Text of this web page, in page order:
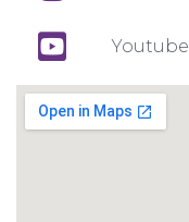
Youtube